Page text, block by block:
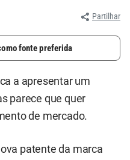
Partilhar
fonte preferida
a apresentar um
parece que quer
de mercado.
patente da marca